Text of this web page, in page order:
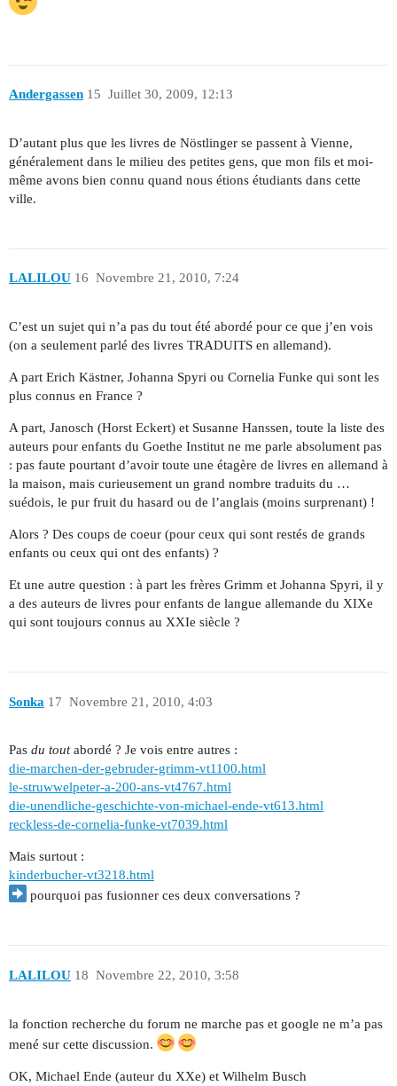
Andergassen Juillet 30, 2009, 12:13
15
D’autant plus que les livres de Nöstlinger se passent à Vienne,
généralement dans le milieu des petites gens, que mon fils et moi-
même avons bien connu quand nous étions étudiants dans cette
ville.
LALILOU Novembre 21, 2010, 7:24
16
C’est un sujet qui n’a pas du tout été abordé pour ce que j’en vois
(on a seulement parlé des livres TRADUITS en allemand).
A part Erich Kästner, Johanna Spyri ou Cornelia Funke qui sont les
plus connus en France ?
A part, Janosch (Horst Eckert) et Susanne Hanssen, toute la liste des
auteurs pour enfants du Goethe Institut ne me parle absolument pas
: pas faute pourtant d’avoir toute une étagère de livres en allemand à
la maison, mais curieusement un grand nombre traduits du …
suédois, le pur fruit du hasard ou de l’anglais (moins surprenant) !
Alors ? Des coups de coeur (pour ceux qui sont restés de grands
enfants ou ceux qui ont des enfants) ?
Et une autre question : à part les frères Grimm et Johanna Spyri, il y
a des auteurs de livres pour enfants de langue allemande du XIXe
qui sont toujours connus au XXIe siècle ?
Sonka Novembre 21, 2010, 4:03
17
Pas du toutabordé ? Je vois entre autres :
die-marchen-der-gebruder-grimm-vt1100.html
le-struwwelpeter-a-200-ans-vt4767.html
die-unendliche-geschichte-von-michael-ende-vt613.html
reckless-de-cornelia-funke-vt7039.html
Mais surtout :
kinderbucher-vt3218.html
pourquoi pas fusionner ces deux conversations ?
LALILOU Novembre 22, 2010, 3:58
18
la fonction recherche du forum ne marche pas et google ne m’a pas
mené sur cette discussion.
OK, Michael Ende (auteur du XXe) et Wilhelm Busch